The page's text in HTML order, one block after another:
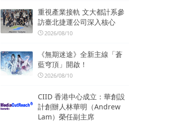
重視產業接軌 文大都計系參
訪臺北捷運公司深入核心
2026/08/10
《無期迷途》全新主線「蒼
藍穹頂」開啟！
2026/08/10
CIID 香港中心成立：華創設
計創辦人林華明（Andrew
Lam）榮任副主席